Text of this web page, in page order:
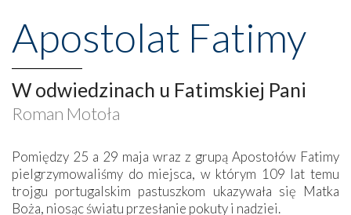
Apostolat Fatimy
W odwiedzinach u Fatimskiej Pani
Roman Motoła
Pomiędzy 25 a 29 maja wraz z grupą Apostołów Fatimy
pielgrzymowaliśmy do miejsca, w którym 109 lat temu
trojgu portugalskim pastuszkom ukazywała się Matka
Boża, niosąc światu przesłanie pokuty i nadziei.